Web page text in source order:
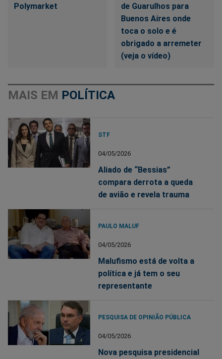
Polymarket
de Guarulhos para
Buenos Aires onde
toca o solo e é
obrigado a arremeter
(veja o vídeo)
MAIS EM POLÍTICA
STF
04/05/2026
Aliado de “Bessias”
compara derrota a queda
de avião e revela trauma
PAULO MALUF
04/05/2026
Malufismo está de volta a
política e já tem o seu
representante
PESQUISA DE OPINIÃO PÚBLICA
04/05/2026
Nova pesquisa presidencial